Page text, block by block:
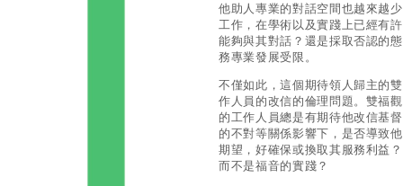
他助人專業的對話空間也越來越
工作，在學術以及實踐上已經有
能夠與其對話？還是採取否認的
務專業發展受限。
不僅如此，這個期待領人歸主的
作人員的改信的倫理問題。雙福
的工作人員總是有期待他改信基
的不對等關係影響下，是否導致
期望，好確保或換取其服務利益
而不是福音的實踐？